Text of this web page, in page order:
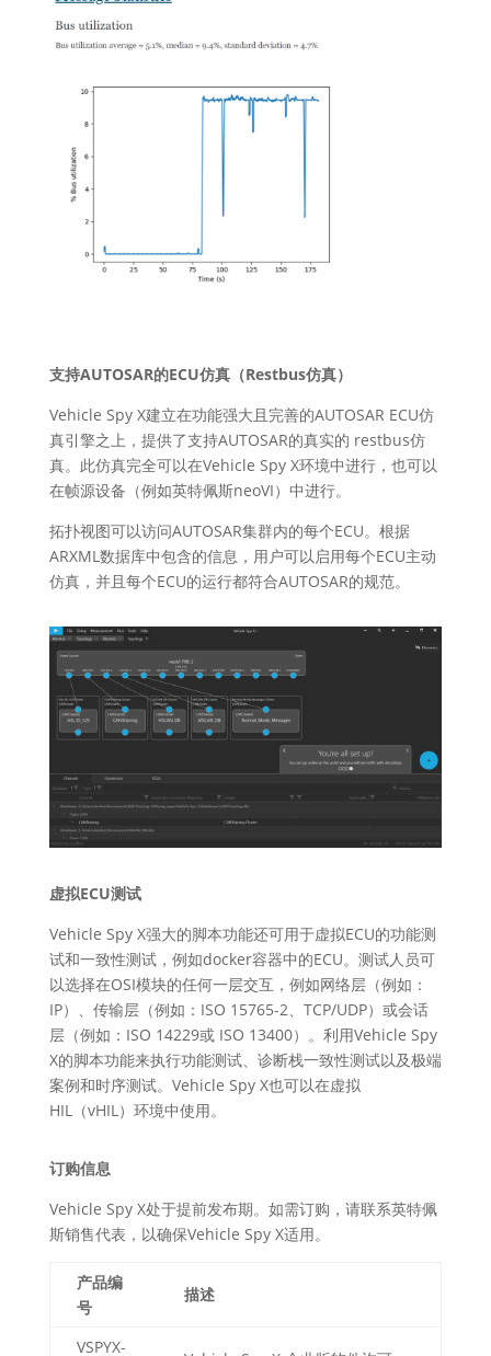
支持AUTOSAR的ECU仿真（Restbus仿真）
Vehicle Spy X建立在功能强大且完善的AUTOSAR ECU仿
真引擎之上，提供了支持AUTOSAR的真实的 restbus仿
真。此仿真完全可以在Vehicle Spy X环境中进行，也可以
在帧源设备（例如英特佩斯neoVI）中进行。
拓扑视图可以访问AUTOSAR集群内的每个ECU。根据
ARXML数据库中包含的信息，用户可以启用每个ECU主动
仿真，并且每个ECU的运行都符合AUTOSAR的规范。
虚拟ECU测试
Vehicle Spy X强大的脚本功能还可用于虚拟ECU的功能测
试和一致性测试，例如docker容器中的ECU。测试人员可
以选择在OSI模块的任何一层交互，例如网络层（例如：
IP）、传输层（例如：ISO 15765-2、TCP/UDP）或会话
层（例如：ISO 14229或 ISO 13400）。利用Vehicle Spy
X的脚本功能来执行功能测试、诊断栈一致性测试以及极端
案例和时序测试。Vehicle Spy X也可以在虚拟
HIL（vHIL）环境中使用。
订购信息
Vehicle Spy X处于提前发布期。如需订购，请联系英特佩
斯销售代表，以确保Vehicle Spy X适用。
产品编
号
描述
VSPYX-